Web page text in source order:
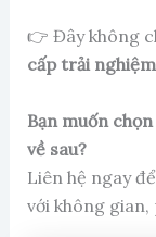
👉 Đây không
cấp trải
Bạn muốn
về sau?
Liên hệ ngay
với không gian,